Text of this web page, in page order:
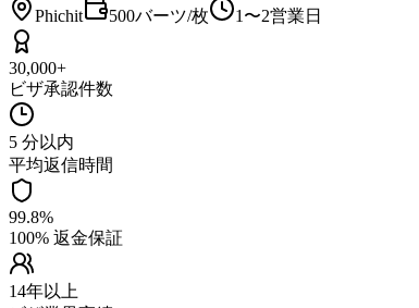
Phichit 500バーツ/枚 1〜2営業日
30,000+
ビザ承認件数
5 分以内
平均返信時間
99.8%
100% 返金保証
14年以上